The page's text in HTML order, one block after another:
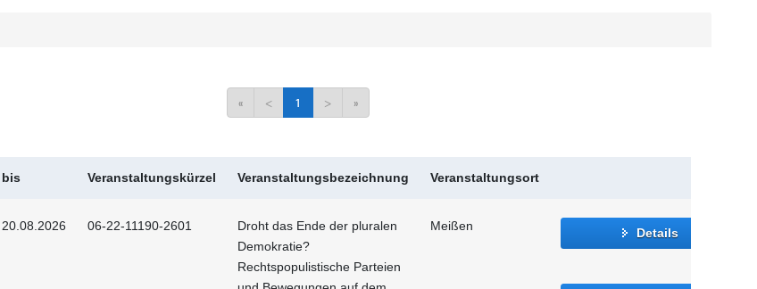
« < 1 > »
bis Veranstaltungskürzel Veranstaltungsbezeichnung Veranstaltungsort
20.08.2026 06-22-11190-2601
Droht das Ende der pluralen
Demokratie?
Rechtspopulistische Parteien
Meißen Details